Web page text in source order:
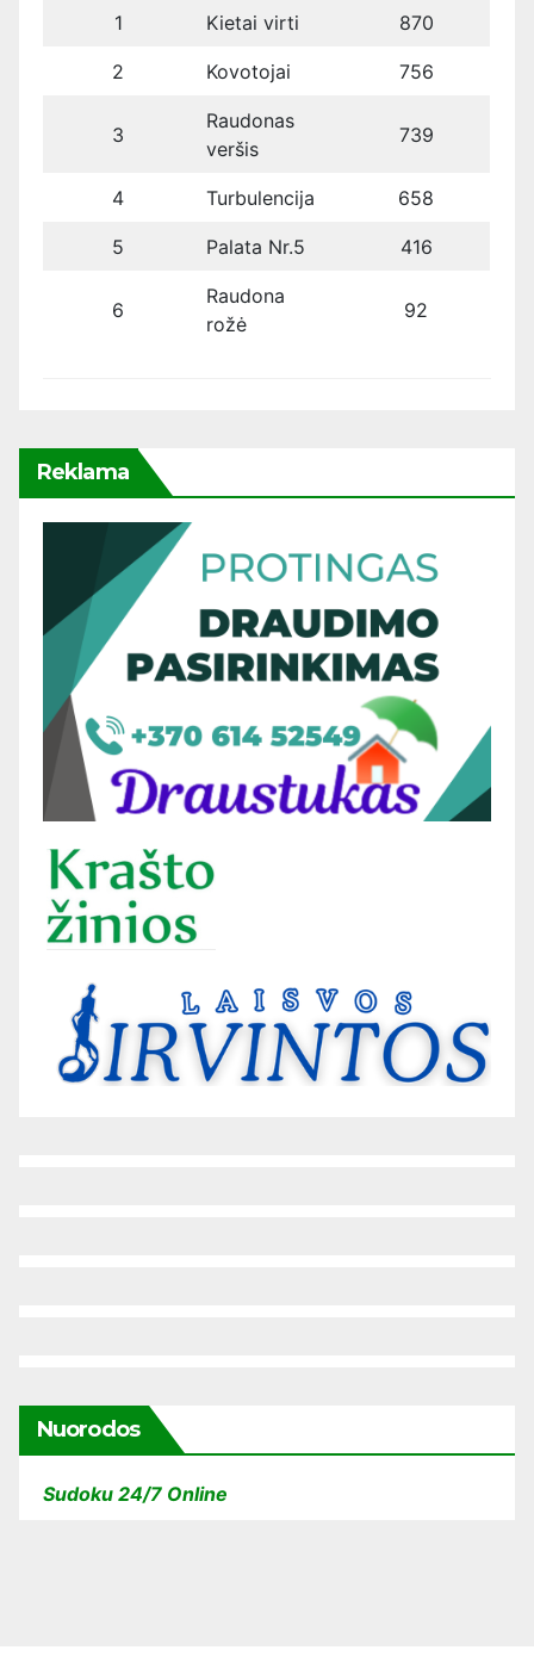
1 Kietai virti 870
2 Kovotojai 756
3
Raudonas
veršis
739
4 Turbulencija 658
5 Palata Nr.5 416
6
Raudona
rožė
92
Reklama
Nuorodos
Sudoku 24/7 Online